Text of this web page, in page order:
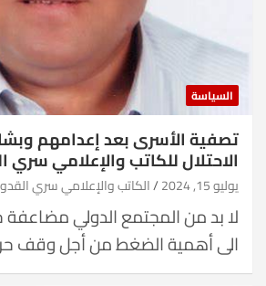
السياسة
تصفية الأسرى بعد إعدامهم
الاحتلال للكاتب والإعلامي سري
يوليو 15, 2024 الكاتب والإعلامي سري
لا بد من المجتمع الدولي
الى أهمية الضغط من أجل وقف